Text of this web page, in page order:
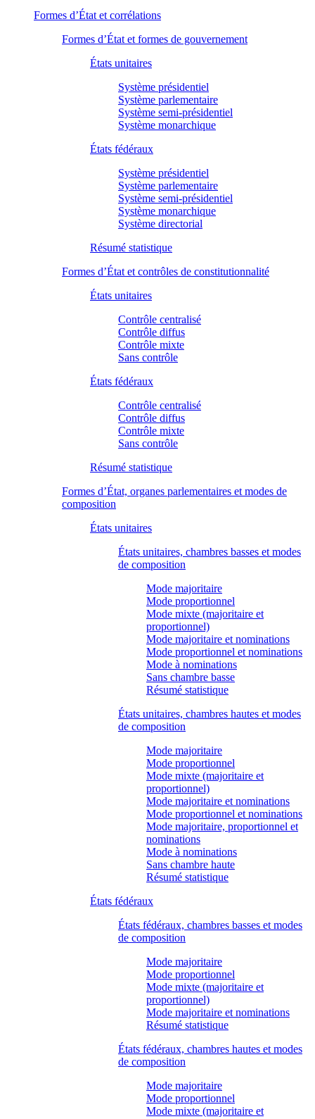
Formes d’État et corrélations
Formes d’État et formes de gouvernement
États unitaires
Système présidentiel
Système parlementaire
Système semi-présidentiel
Système monarchique
États fédéraux
Système présidentiel
Système parlementaire
Système semi-présidentiel
Système monarchique
Système directorial
Résumé statistique
Formes d’État et contrôles de constitutionnalité
États unitaires
Contrôle centralisé
Contrôle diffus
Contrôle mixte
Sans contrôle
États fédéraux
Contrôle centralisé
Contrôle diffus
Contrôle mixte
Sans contrôle
Résumé statistique
Formes d’État, organes parlementaires et modes de
composition
États unitaires
États unitaires, chambres basses et modes
de composition
Mode majoritaire
Mode proportionnel
Mode mixte (majoritaire et
proportionnel)
Mode majoritaire et nominations
Mode proportionnel et nominations
Mode à nominations
Sans chambre basse
Résumé statistique
États unitaires, chambres hautes et modes
de composition
Mode majoritaire
Mode proportionnel
Mode mixte (majoritaire et
proportionnel)
Mode majoritaire et nominations
Mode proportionnel et nominations
Mode majoritaire, proportionnel et
nominations
Mode à nominations
Sans chambre haute
Résumé statistique
États fédéraux
États fédéraux, chambres basses et modes
de composition
Mode majoritaire
Mode proportionnel
Mode mixte (majoritaire et
proportionnel)
Mode majoritaire et nominations
Résumé statistique
États fédéraux, chambres hautes et modes
de composition
Mode majoritaire
Mode proportionnel
Mode mixte (majoritaire et